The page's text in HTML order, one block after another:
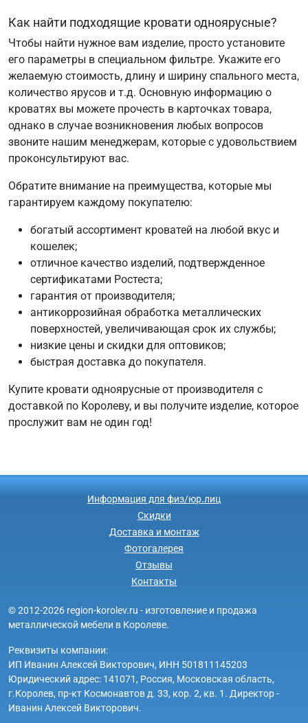
Как найти подходящие кровати одноярусные?
Чтобы найти нужное вам изделие, просто установите
его параметры в специальном фильтре. Укажите его
желаемую стоимость, длину и ширину спального места,
количество ярусов и т.д. Основную информацию о
кроватях вы можете прочесть в карточках товара,
однако в случае возникновения любых вопросов
звоните нашим менеджерам, которые с удовольствием
проконсультируют вас.
Обратите внимание на преимущества, которые мы
гарантируем каждому покупателю:
богатый ассортимент кроватей на любой вкус и
кошелек;
отличное качество изделий, подтвержденное
сертификатами Ростеста;
гарантия от производителя;
антикоррозийная обработка металлических
поверхностей, увеличивающая срок их службы;
низкие цены и скидки для оптовиков;
быстрая доставка до покупателя.
Купите кровати одноярусные от производителя с
доставкой по Королеву, и вы получите изделие, которое
прослужит вам не один год!
Информация для физ/юр.лиц
Скидки
Доставка и монтаж
Фотогалерея
Отзывы
Контакты
© 2012-2026 region-korolev.ru - изготовление и продажа
металлической мебели в Королеве.
Реквизиты компании:
ИП Иванин Алексей Викторович, ИНН 501811145203
Юридический адрес: 141071, Россия, Московская область,
г.Королев, пр-кт Космонавтов д. 33, кор. 2, кв. 1. Директор -
Иванин Алексей Викторович.